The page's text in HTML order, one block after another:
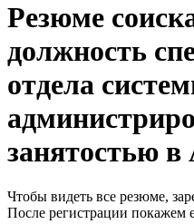
Резюме
должность
отдела
занятостью в
Чтобы видеть все резюме,
После регистрации покажем